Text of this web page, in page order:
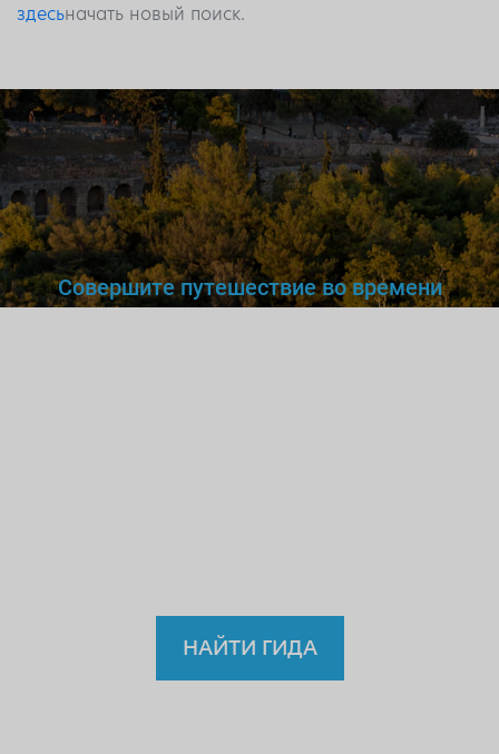
здесьначать новый поиск.
Совершите путешествие во времени
НАЙТИ ГИДА